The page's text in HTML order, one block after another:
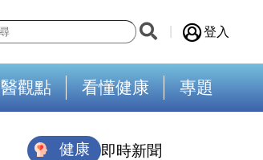
登入
醫觀點 看懂健康 專題
健康 即時新聞